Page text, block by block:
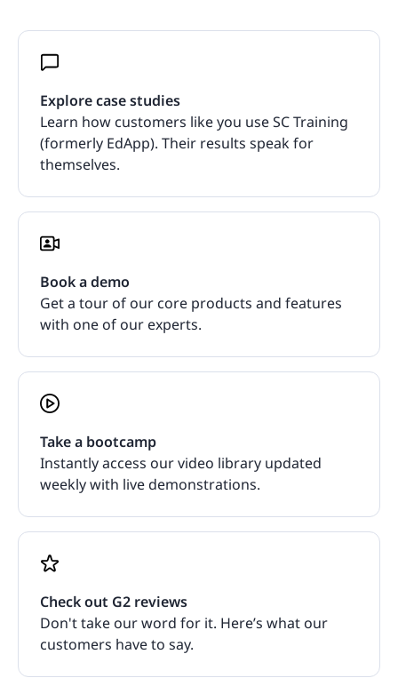
Explore case studies
Learn how customers like you use SC Training
(formerly EdApp). Their results speak for
themselves.
Book a demo
Get a tour of our core products and features
with one of our experts.
Take a bootcamp
Instantly access our video library updated
weekly with live demonstrations.
Check out G2 reviews
Don't take our word for it. Here’s what our
customers have to say.